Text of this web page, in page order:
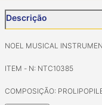
Descrição
NOEL MUSICAL
ITEM - N: NTC10385
COMPOSIÇÃO: